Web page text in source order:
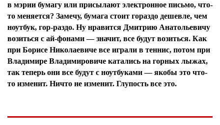
в мэрии бумагу или присылают электронное письмо, что-
то меняется? Замечу, бумага стоит гораздо дешевле, чем
ноутбук, гор-раздо. Ну нравится Дмитрию Анатольевичу
возиться с ай-фонами — значит, все будут возиться. Как
при Борисе Николаевиче все играли в теннис, потом при
Владимире Владимировиче катались на горных лыжах,
так теперь они все будут с ноутбуками — якобы это что-
то изменит. Ничто не изменит. Глупость все это.